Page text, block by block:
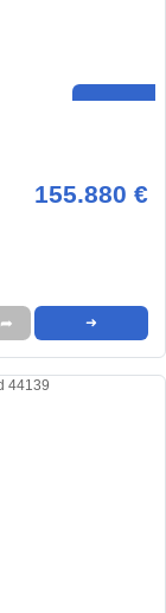
155.880 €
➦ ➜